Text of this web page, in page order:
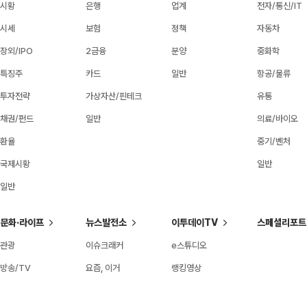
시황
시세
장외/IPO
특징주
투자전략
채권/펀드
환율
국제시황
일반
은행
보험
2금융
카드
가상자산/핀테크
일반
업계
정책
분양
일반
전자/통신/IT
자동차
중화학
항공/물류
유통
의료/바이오
중기/벤처
일반
문화·라이프
관광
방송/TV
뉴스발전소
이슈크래커
요즘, 이거
이투데이TV
e스튜디오
랭킹영상
스페셜리포트